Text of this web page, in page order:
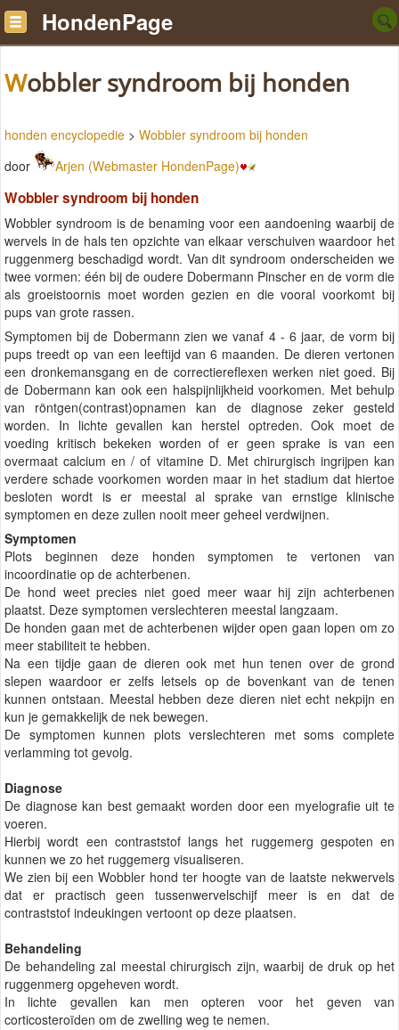
HondenPage
Wobbler syndroom bij honden
honden encyclopedie > Wobbler syndroom bij honden
door
Arjen (Webmaster HondenPage)
Wobbler syndroom bij honden
Wobbler syndroom is de benaming voor een aandoening waarbij de
wervels in de hals ten opzichte van elkaar verschuiven waardoor het
ruggenmerg beschadigd wordt. Van dit syndroom onderscheiden we
twee vormen: één bij de oudere Dobermann Pinscher en de vorm die
als groeistoornis moet worden gezien en die vooral voorkomt bij
pups van grote rassen.
Symptomen bij de Dobermann zien we vanaf 4 - 6 jaar, de vorm bij
pups treedt op van een leeftijd van 6 maanden. De dieren vertonen
een dronkemansgang en de correctiereflexen werken niet goed. Bij
de Dobermann kan ook een halspijnlijkheid voorkomen. Met behulp
van röntgen(contrast)opnamen kan de diagnose zeker gesteld
worden. In lichte gevallen kan herstel optreden. Ook moet de
voeding kritisch bekeken worden of er geen sprake is van een
overmaat calcium en / of vitamine D. Met chirurgisch ingrijpen kan
verdere schade voorkomen worden maar in het stadium dat hiertoe
besloten wordt is er meestal al sprake van ernstige klinische
symptomen en deze zullen nooit meer geheel verdwijnen.
Symptomen
Plots beginnen deze honden symptomen te vertonen van
incoordinatie op de achterbenen.
De hond weet precies niet goed meer waar hij zijn achterbenen
plaatst. Deze symptomen verslechteren meestal langzaam.
De honden gaan met de achterbenen wijder open gaan lopen om zo
meer stabiliteit te hebben.
Na een tijdje gaan de dieren ook met hun tenen over de grond
slepen waardoor er zelfs letsels op de bovenkant van de tenen
kunnen ontstaan. Meestal hebben deze dieren niet echt nekpijn en
kun je gemakkelijk de nek bewegen.
De symptomen kunnen plots verslechteren met soms complete
verlamming tot gevolg.
Diagnose
De diagnose kan best gemaakt worden door een myelografie uit te
voeren.
Hierbij wordt een contraststof langs het ruggemerg gespoten en
kunnen we zo het ruggemerg visualiseren.
We zien bij een Wobbler hond ter hoogte van de laatste nekwervels
dat er practisch geen tussenwervelschijf meer is en dat de
contraststof indeukingen vertoont op deze plaatsen.
Behandeling
De behandeling zal meestal chirurgisch zijn, waarbij de druk op het
ruggenmerg opgeheven wordt.
In lichte gevallen kan men opteren voor het geven van
corticosteroïden om de zwelling weg te nemen.